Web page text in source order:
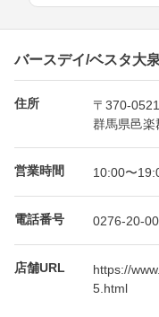
バースデイ/ベスタ大
住所
〒370-0521
群馬県邑
営業時間 10:00〜
電話番号 0276-20-
店舗URL
https://
5.html